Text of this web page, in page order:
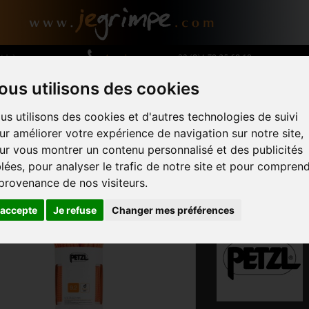
utilisons des cookies
utilisons des cookies et d'autres technologies de suivi
améliorer votre expérience de navigation sur notre site,
vous montrer un contenu personnalisé et des publicités
pour analyser le trafic de notre site et pour
de nos visiteurs.
Je refuse Changer mes préférences
Appelez-nous au :+33 (0)4 79 25 60 19
MATÉRIEL QUINCAILLERIE